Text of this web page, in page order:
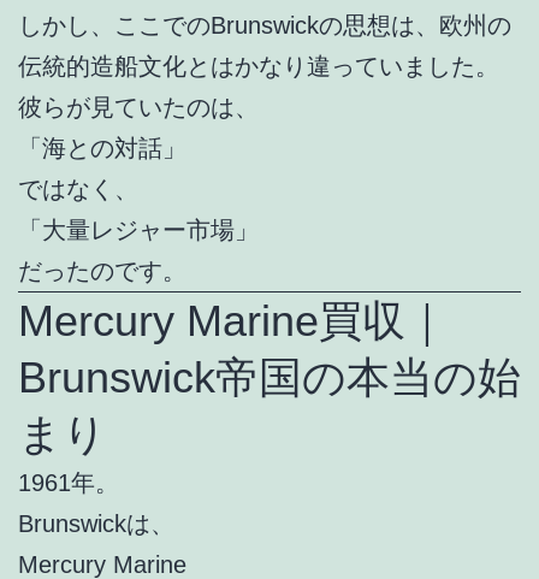
しかし、ここでのBrunswickの思想は、欧州の
伝統的造船文化とはかなり違っていました。
彼らが見ていたのは、
「海との対話」
ではなく、
「大量レジャー市場」
だったのです。
Mercury Marine買収｜
Brunswick帝国の本当の始
まり
1961年。
Brunswickは、
Mercury Marine